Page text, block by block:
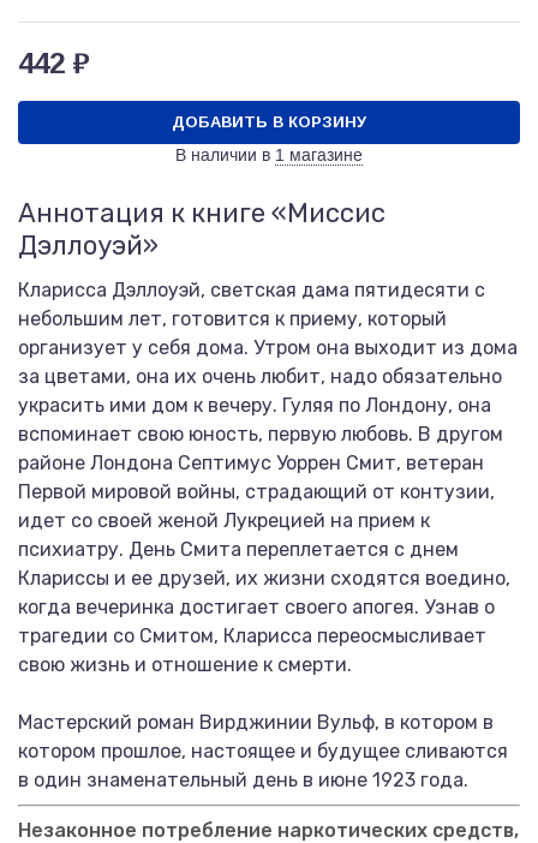
442 ₽
ДОБАВИТЬ В КОРЗИНУ
В наличии в 1 магазине
Аннотация к книге «Миссис
Дэллоуэй»
Кларисса Дэллоуэй, светская дама пятидесяти с
небольшим лет, готовится к приему, который
организует у себя дома. Утром она выходит из дома
за цветами, она их очень любит, надо обязательно
украсить ими дом к вечеру. Гуляя по Лондону, она
вспоминает свою юность, первую любовь. В другом
районе Лондона Септимус Уоррен Смит, ветеран
Первой мировой войны, страдающий от контузии,
идет со своей женой Лукрецией на прием к
психиатру. День Смита переплетается с днем
Клариссы и ее друзей, их жизни сходятся воедино,
когда вечеринка достигает своего апогея. Узнав о
трагедии со Смитом, Кларисса переосмысливает
свою жизнь и отношение к смерти.
Мастерский роман Вирджинии Вульф, в котором в
котором прошлое, настоящее и будущее сливаются
в один знаменательный день в июне 1923 года.
Незаконное потребление наркотических средств,